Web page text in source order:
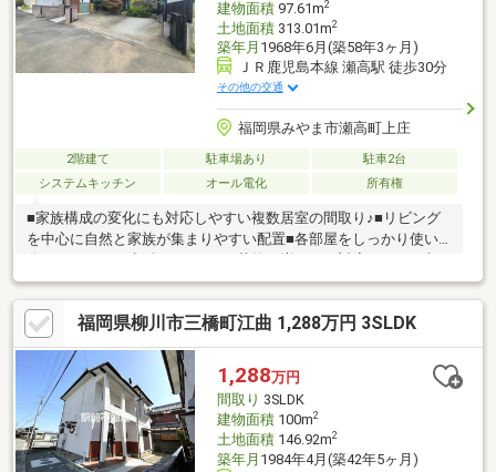
建物面積97.61m2
土地面積313.01m2
築年月 1968年6月(築58年3ヶ月)
ＪＲ鹿児島本線 瀬高駅 徒歩30分
その他の交通
福岡県みやま市瀬高町上庄
2階建て 駐車場あり
駐車2台
システムキッチン
オール電化 所有権
■家族構成の変化にも対応しやすい複数居室の間取り♪■リビング
を中心に自然と家族が集まりやすい配置■各部屋をしっかり使い
納スペース■日常の延長戦で無理なく続く戸建て暮らし
福岡県柳川市三橋町江曲 1,288万円 3SLDK
1,288万円
間取り 3SLDK
建物面積100m2
土地面積146.92m2
築年月 1984年4月(築42年5ヶ月)